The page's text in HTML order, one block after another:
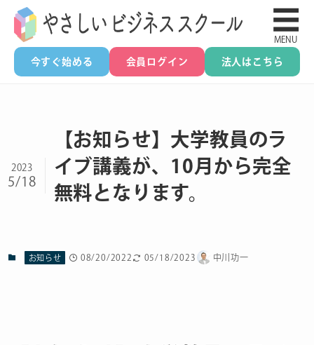
今すぐ始める 会員ログイン 法人はこちら
☰
MENU
【お知らせ】大学教員のラ
イブ講義が、10月から完全
無料となります。
2023
5/18
お知らせ 08/20/2022 05/18/2023 中川功一